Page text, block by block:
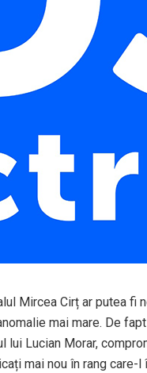
Mircea Cirț ar putea fi
mai mare. De
lui Lucian Morar,
mai nou în rang care-l